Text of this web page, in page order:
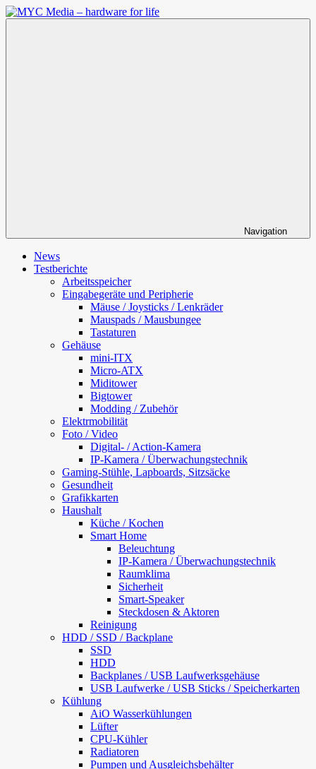
Zum
Inhalt
Navigation
News
Testberichte
Arbeitsspeicher
Eingabegeräte und Peripherie
Mäuse / Joysticks / Lenkräder
Mauspads / Mausbungee
Tastaturen
Gehäuse
mini-ITX
Micro-ATX
Miditower
Bigtower
Modding / Zubehör
Elektrmobilität
Foto / Video
Digital- / Action-Kamera
IP-Kamera / Überwachungstechnik
Gaming-Stühle, Lapboards, Sitzsäcke
Gesundheit
Grafikkarten
Haushalt
Küche / Kochen
Smart Home
Beleuchtung
IP-Kamera / Überwachungstechnik
Raumklima
Sicherheit
Smart-Speaker
Steckdosen & Aktoren
Reinigung
HDD / SSD / Backplane
SSD
HDD
Backplanes / USB Laufwerksgehäuse
USB Laufwerke / USB Sticks / Speicherkarten
Kühlung
AiO Wasserkühlungen
Lüfter
CPU-Kühler
Radiatoren
Pumpen und Ausgleichsbehälter